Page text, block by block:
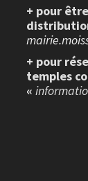
+ pour
+ pour
temples
«